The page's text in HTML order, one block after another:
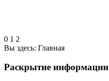
0 1 2
Вы здесь: Главная
Раскрытие информации